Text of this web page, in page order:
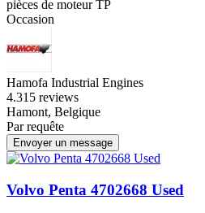
pièces de moteur TP
Occasion
Hamofa Industrial Engines
4.315 reviews
Hamont, Belgique
Par requête
Envoyer un message
Volvo Penta 4702668 Used